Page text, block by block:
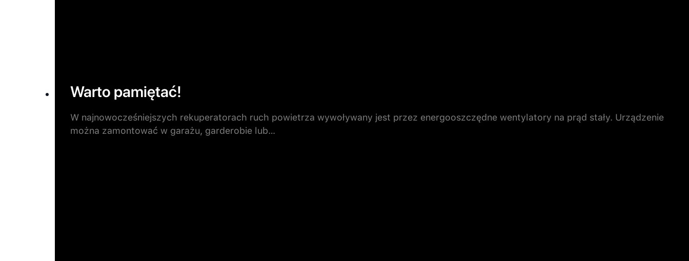
Warto pamiętać!
W najnowocześniejszych rekuperatorach ruch powietrza wywoływany jest przez energooszczędne wentylatory na prąd stały. Urządzenie
można zamontować w garażu, garderobie lub…